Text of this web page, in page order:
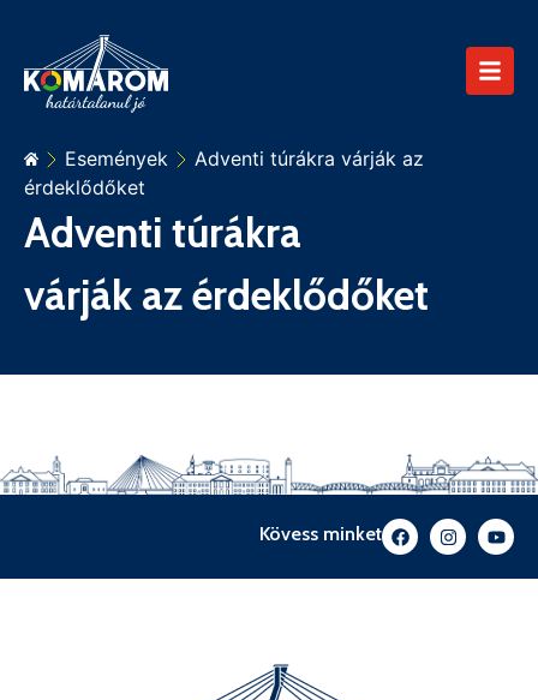
Események
Adventi túrákra várják az
érdeklődőket
Adventi túrákra
várják az érdeklődőket
Kövess minket